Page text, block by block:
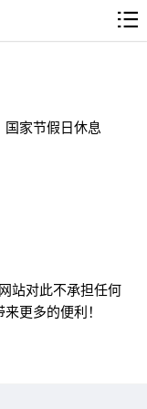
国家节假日休息
站对此不承担任何
更多的便利！